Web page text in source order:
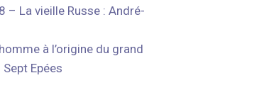
– La vieille Russe : André-
à l’origine du grand
Epées